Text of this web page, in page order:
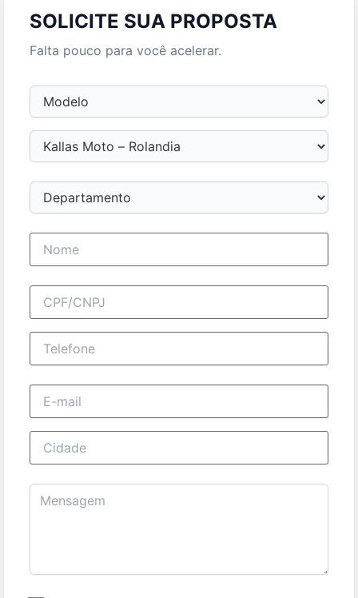
SOLICITE SUA PROPOSTA
Falta pouco para você acelerar.
Modelo
Loja
Departamento
Nome completo
CPF/CNPJ
Telefone
E-mail
Cidade
Mensagem